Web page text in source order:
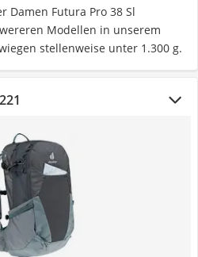
Damen Futura Pro 38 Sl
Modellen in unserem
stellenweise unter 1.300 g.